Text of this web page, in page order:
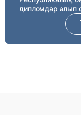
дипломдар алып